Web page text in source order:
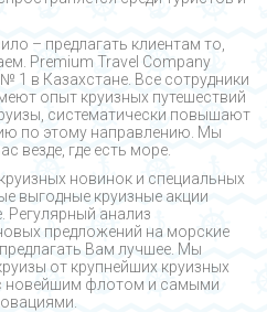
– предлагать клиентам то,
Premium Travel Company
1 в Казахстане. Все сотрудники
опыт круизных путешествий
систематически повышают
по этому направлению. Мы
везде, где есть море.
новинок и специальных
выгодные круизные акции
Регулярный анализ
предложений на морские
Вам лучшее. Мы
от крупнейших круизных
новейшим флотом и самыми